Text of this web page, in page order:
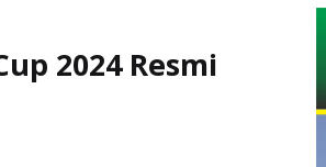
"SECANGKIR KOPI"
2024 Resmi